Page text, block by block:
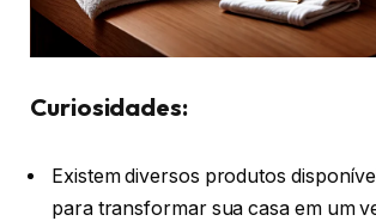
Curiosidades:
Existem diversos produtos
para transformar sua casa em um